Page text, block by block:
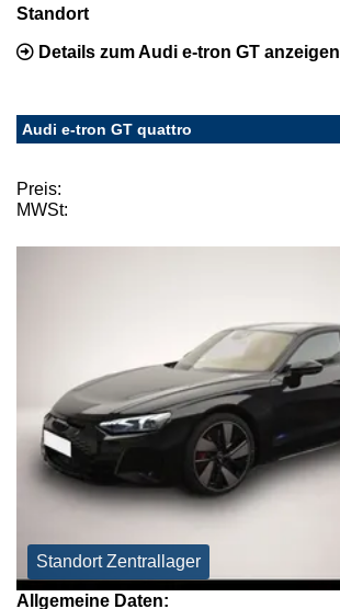
Standort
Details zum Audi e-tron GT anzeigen
Audi e-tron GT quattro
Preis:
MWSt:
Standort Zentrallager
Allgemeine Daten: